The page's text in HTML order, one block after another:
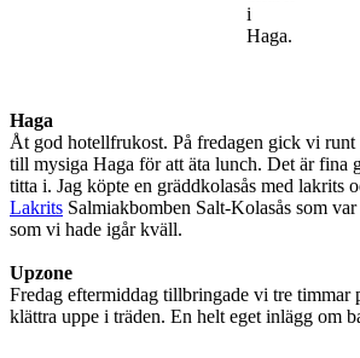
i
Haga.
Haga
Åt god hotellfrukost. På fredagen gick vi runt
till mysiga Haga för att äta lunch. Det är fina
titta i. Jag köpte en gräddkolasås med lakrits
Lakrits Salmiakbomben Salt-Kolasås som
som vi hade igår kväll.
Upzone
Fredag eftermiddag tillbringade vi tre timmar
klättra uppe i träden. En helt eget inlägg om